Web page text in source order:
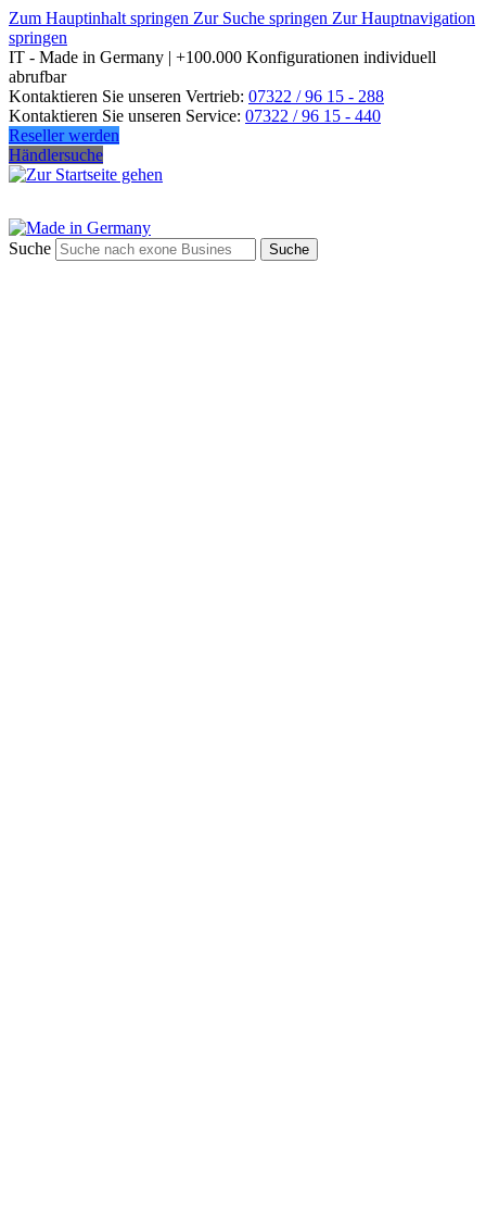
Zum Hauptinhalt springen Zur Suche springen Zur Hauptnavigation
springen
IT - Made in Germany | +100.000 Konfigurationen individuell
abrufbar
Kontaktieren Sie unseren Vertrieb: 07322 / 96 15 - 288
Kontaktieren Sie unseren Service: 07322 / 96 15 - 440
Reseller werden
Händlersuche
Suche Suche